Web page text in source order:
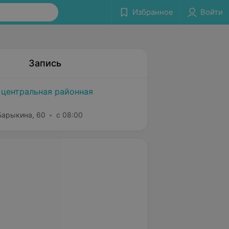
Избранное Войти
Запись
районная
60 с 08:00